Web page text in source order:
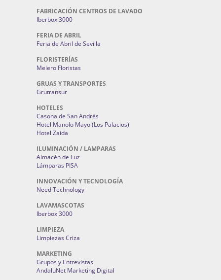
FABRICACIÓN CENTROS DE LAVADO
Iberbox 3000
FERIA DE ABRIL
Feria de Abril de Sevilla
FLORISTERÍAS
Melero Floristas
GRUAS Y TRANSPORTES
Grutransur
HOTELES
Casona de San Andrés
Hotel Manolo Mayo (Los Palacios)
Hotel Zaida
ILUMINACIÓN / LAMPARAS
Almacén de Luz
Lámparas PISA
INNOVACIÓN Y TECNOLOGÍA
Need Technology
LAVAMASCOTAS
Iberbox 3000
LIMPIEZA
Limpiezas Criza
MARKETING
Grupos y Entrevistas
AndaluNet Marketing Digital